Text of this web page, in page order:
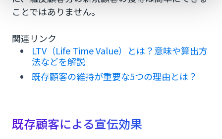
ことではありません。
関連リンク
LTV（Life Time Value）とは？意味や算出方
法などを解説
既存顧客の維持が重要な5つの理由とは？
既存顧客による宣伝効果